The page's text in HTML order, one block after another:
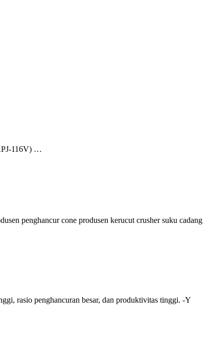
116V) …
penghancur cone produsen kerucut crusher suku cadang
rasio penghancuran besar, dan produktivitas tinggi. -Y